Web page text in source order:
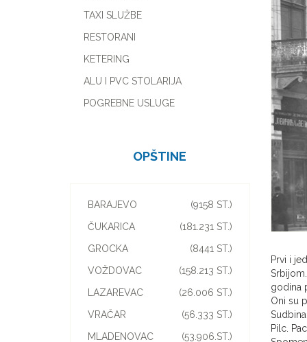
TAXI SLUŽBE
RESTORANI
KETERING
ALU I PVC STOLARIJA
POGREBNE USLUGE
OPŠTINE
(9158 ST.)
BARAJEVO
(181.231 ST.)
ČUKARICA
(8441 ST.)
GROCKA
(158.213 ST.)
VOŽDOVAC
(26.006 ST.)
LAZAREVAC
(56.333 ST.)
VRAČAR
(53.906.ST.)
MLADENOVAC
Prvi i
godina
Oni su
Pilc.